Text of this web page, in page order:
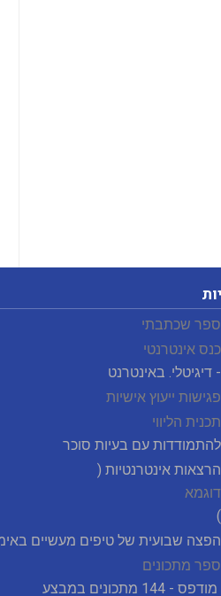
ספר שכתבתי
כנס אינטרנטי
- דיגיטלי. באינטרנט
פגישות ייעוץ אישיות
תכנית הליווי
להתמודדות עם בעיות סוכר
הרצאות אינטרנטיות (
דוגמא
)
הפצה שבועית של טיפים מעשיים
ספר מתכונים
מודפס - 144 מתכונים במבצע